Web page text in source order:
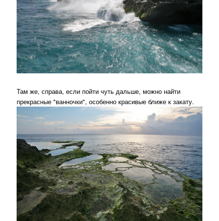
Там же, справа, если пойти чуть дальше, можно найти
прекрасные "ванночки", особенно красивые ближе к закату.